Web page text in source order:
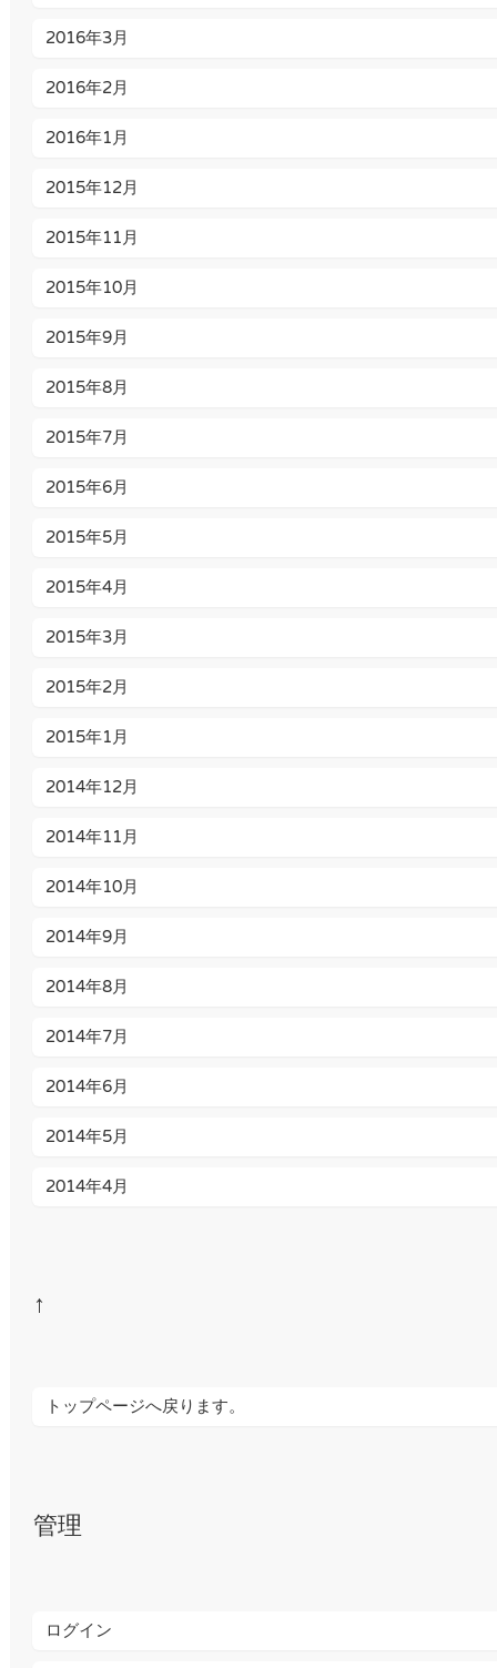
2016年3月
2016年2月
2016年1月
2015年12月
2015年11月
2015年10月
2015年9月
2015年8月
2015年7月
2015年6月
2015年5月
2015年4月
2015年3月
2015年2月
2015年1月
2014年12月
2014年11月
2014年10月
2014年9月
2014年8月
2014年7月
2014年6月
2014年5月
2014年4月
↑
トップページへ戻ります。
管理
ログイン